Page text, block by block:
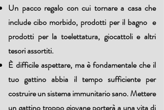
Un pacco regalo con cui tornare a casa che
include cibo morbido, prodotti per il bagno e
prodotti per la toelettatura, giocattoli e altri
tesori assortiti.
È difficile aspettare, ma è fondamentale che il
tuo gattino abbia il tempo sufficiente per
costruire un sistema immunitario sano. Mettere